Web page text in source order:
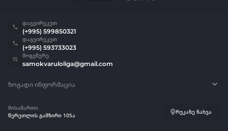
ზოგადი ინფორმაცია
დაგვირეკეთ
(+995) 599850321
დაგვირეკეთ
(+995) 593733023
მოგვწერე
samokvaruloliga@gmail.com
მისამართი
წერეთლის გამზირი 105ა
რუკაზე ნახვა